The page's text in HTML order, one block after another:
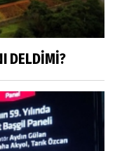
Alfabemiz
biri
DELDİMİ?